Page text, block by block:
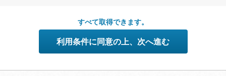
●配信の方法やコンテンツの中身については、事前の告知なく
変更する場合がありますので、あらかじめご了承ください。
すべて取得できます。
利用条件に同意の上、次へ進む